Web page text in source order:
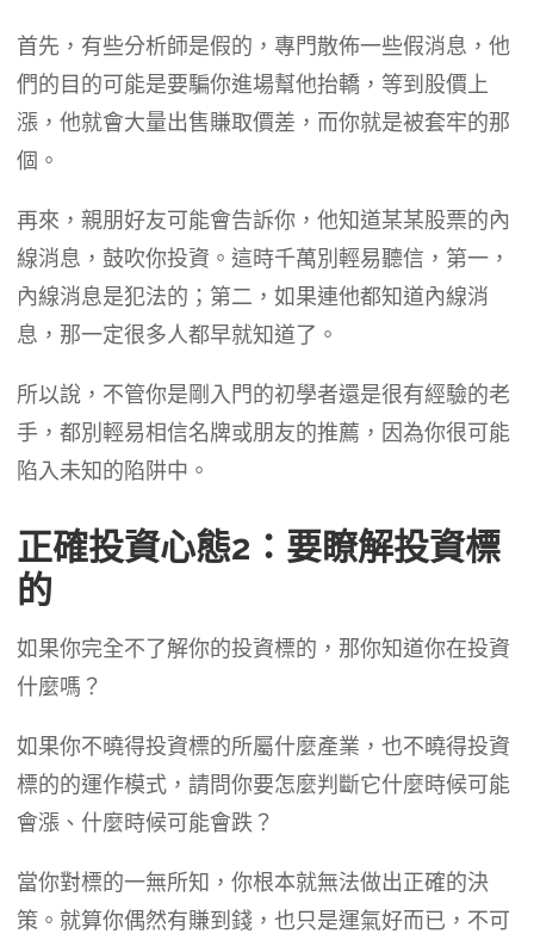
首先，有些分析師是假的，專門散佈一些假消息，他
們的目的可能是要騙你進場幫他抬轎，等到股價上
漲，他就會大量出售賺取價差，而你就是被套牢的那
個。
再來，親朋好友可能會告訴你，他知道某某股票的內
線消息，鼓吹你投資。這時千萬別輕易聽信，第一，
內線消息是犯法的；第二，如果連他都知道內線消
息，那一定很多人都早就知道了。
所以說，不管你是剛入門的初學者還是很有經驗的老
手，都別輕易相信名牌或朋友的推薦，因為你很可能
陷入未知的陷阱中。
正確投資心態2：要瞭解投資標
的
如果你完全不了解你的投資標的，那你知道你在投資
什麼嗎？
如果你不曉得投資標的所屬什麼產業，也不曉得投資
標的的運作模式，請問你要怎麼判斷它什麼時候可能
會漲、什麼時候可能會跌？
當你對標的一無所知，你根本就無法做出正確的決
策。就算你偶然有賺到錢，也只是運氣好而已，不可